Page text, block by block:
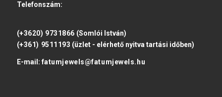
Telefonszám:
(+3620) 9731866 (Somlói István)
(+361) 9511193 (üzlet - elérhető nyitva tartási időben)
E-mail: fatumjewels@fatumjewels.hu